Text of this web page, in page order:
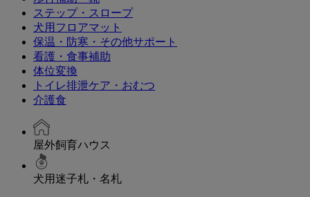
ステップ・スロープ
犬用フロアマット
保温・防寒・その他サポート
看護・食事補助
体位変換
トイレ排泄ケア・おむつ
介護食
屋外飼育ハウス
犬用迷子札・名札